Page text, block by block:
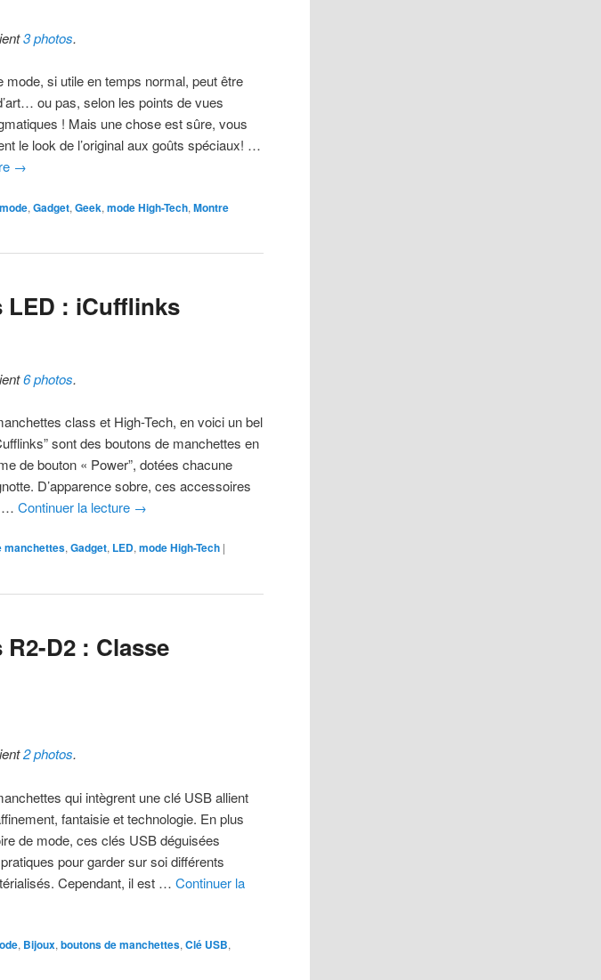
3 photos.
mode, si utile en temps normal, peut être
ou pas, selon les points de vues
! Mais une chose est sûre, vous
le look de l’original aux goûts spéciaux! …
→
,Gadget,Geek,mode High-Tech,Montre
LED : iCufflinks
6 photos.
class et High-Tech, en voici un bel
sont des boutons de manchettes en
de bouton « Power”, dotées chacune
D’apparence sobre, ces accessoires
… Continuer la lecture →
manchettes,Gadget, LED,mode High-Tech |
D2 : Classe
2 photos.
qui intègrent une clé USB allient
fantaisie et technologie. En plus
de mode, ces clés USB déguisées
pour garder sur soi différents
Cependant, il est … Continuer la
, Bijoux,boutons de manchettes,Clé USB,